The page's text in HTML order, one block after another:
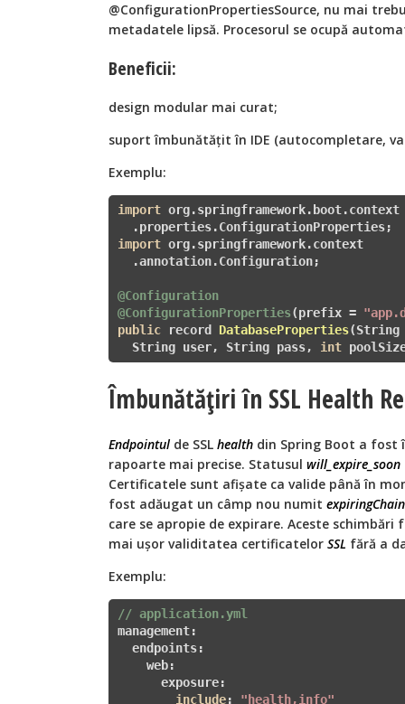
@ConfigurationPropertiesSource, nu mai
metadatele lipsă. Procesorul se ocupă
Beneficii:
design modular mai curat;
suport îmbunătățit în IDE (autocompletare,
Exemplu:
import
import org.springframework.context
  .annotation.Configuration;
@Configuration
@ConfigurationProperties(prefix =
public record DatabaseProperties
  String user, String pass,
int
Îmbunătățiri în SSL Health
Endpointul de SSL health din Spring Boot a
rapoarte mai precise. Statusul will_expire_soon
Certificatele sunt afișate ca valide până în
fost adăugat un câmp nou numit
care se apropie de expirare. Aceste schimbări
mai ușor validitatea certificatelor SSL fără a
Exemplu:
// application.yml
management:
endpoints:
web:
exposure:
include: "health,info"